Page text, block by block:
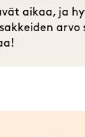
aikaa, ja